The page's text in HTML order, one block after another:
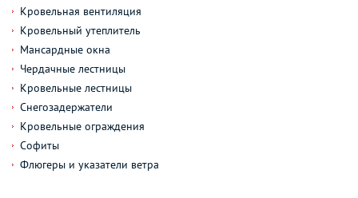
Кровельная вентиляция
Кровельный утеплитель
Мансардные окна
Чердачные лестницы
Кровельные лестницы
Снегозадержатели
Кровельные ограждения
Софиты
Флюгеры и указатели ветра